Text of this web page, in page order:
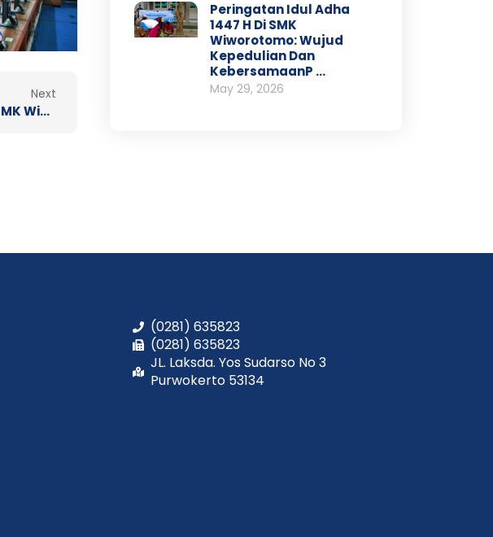
Next
Lomba Kontes Modifikasi Motor SMK Wiworotomo
Peringatan Idul Adha
1447 H Di SMK
Wiworotomo: Wujud
Kepedulian Dan
KebersamaanP …
May 29, 2026
(0281) 635823
(0281) 635823
JL. Laksda. Yos Sudarso No 3
Purwokerto 53134